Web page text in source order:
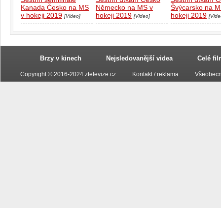
Kanada Česko na MS
v hokeji 2019 [Video]
Německo na MS v
hokeji 2019 [Video]
Švýcarsko na
hokeji 2019
Brzy v kinech Nejsledovanější videa Celé
Copyright © 2016-2024 ztelevize.cz Kontakt / reklama